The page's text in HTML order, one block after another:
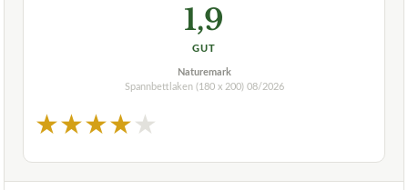
1,9
GUT
Naturemark
Spannbettlaken (180 x 200) 08/2026
★★★★★